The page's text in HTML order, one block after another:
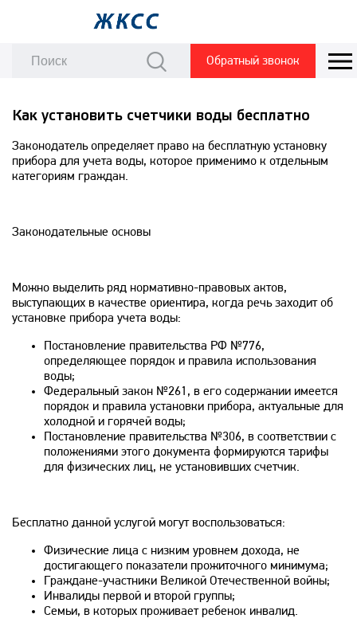
Обратный звонок
Как установить счетчики воды бесплатно
Законодатель определяет право на бесплатную установку
прибора для учета воды, которое применимо к отдельным
категориям граждан.
Законодательные основы
Можно выделить ряд нормативно-правовых актов,
выступающих в качестве ориентира, когда речь заходит об
установке прибора учета воды:
Постановление правительства РФ №776,
определяющее порядок и правила использования
воды;
Федеральный закон №261, в его содержании имеется
порядок и правила установки прибора, актуальные для
холодной и горячей воды;
Постановление правительства №306, в соответствии с
положениями этого документа формируются тарифы
для физических лиц, не установивших счетчик.
Бесплатно данной услугой могут воспользоваться:
Физические лица с низким уровнем дохода, не
достигающего показатели прожиточного минимума;
Граждане-участники Великой Отечественной войны;
Инвалиды первой и второй группы;
Семьи, в которых проживает ребенок инвалид.